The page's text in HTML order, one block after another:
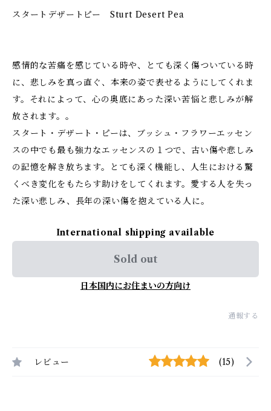
スタートデザートピー Sturt Desert Pea
感情的な苦痛を感じている時や、とても深く傷ついている時
に、悲しみを真っ直ぐ、本来の姿で表せるようにしてくれま
す。それによって、心の奥底にあった深い苦悩と悲しみが解
放されます。。
スタート・デザート・ピーは、ブッシュ・フラワーエッセン
スの中でも最も強力なエッセンスの１つで、古い傷や悲しみ
の記憶を解き放ちます。とても深く機能し、人生における驚
くべき変化をもたらす助けをしてくれます。愛する人を失っ
た深い悲しみ、長年の深い傷を抱えている人に。
International shipping available
Sold out
日本国内にお住まいの方向け
通報する
レビュー (15)